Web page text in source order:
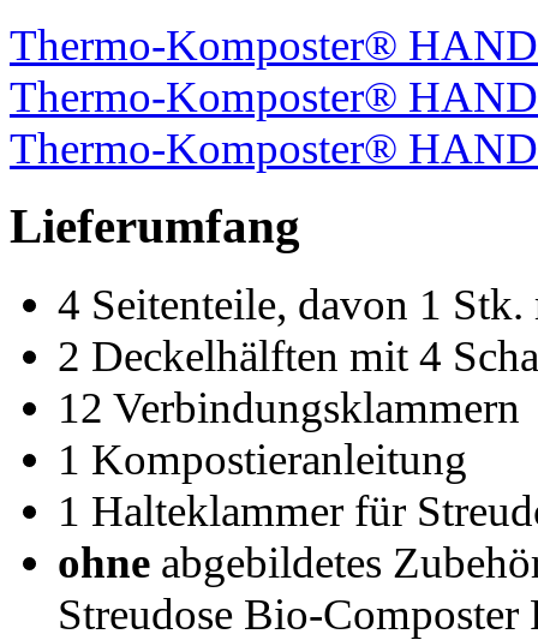
Thermo-Komposter®
Thermo-Komposter®
Thermo-Komposter®
Lieferumfang
4 Seitenteile, davon 1
2 Deckelhälften mit 4
12 Verbindungsklammern
1 Kompostieranleitung
1 Halteklammer für
ohne abgebildetes
Streudose Bio-Composter